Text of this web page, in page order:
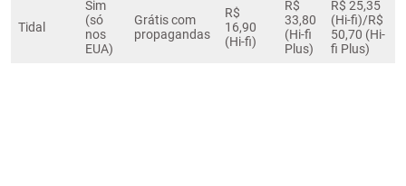
Tidal
Sim
(só
nos
EUA)
Grátis com
propagandas
R$
16,90
(Hi-fi)
R$
33,80
(Hi-fi
Plus)
R$ 25,35
(Hi-fi)/R$
50,70 (Hi-
fi Plus)